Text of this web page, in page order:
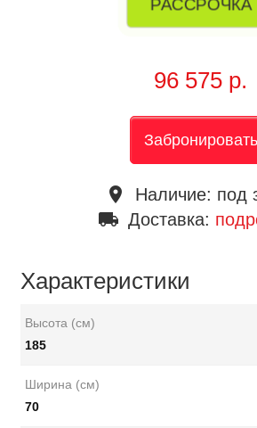
РАССРОЧКА
96 575 р.
Забронировать
place Наличие: под
local_shipping Доставка:
Характеристики
Высота (см)
185
Ширина (см)
70